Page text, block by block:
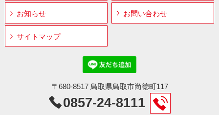
お知らせ お問い合わせ
サイトマップ
〒680-8517 鳥取県鳥取市尚徳町117
0857-24-8111